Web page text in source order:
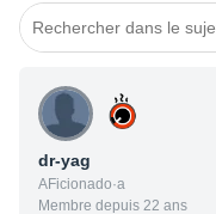
dr-yag
AFicionado·a
Membre depuis 22 ans